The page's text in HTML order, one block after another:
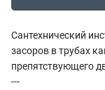
Сантехнический
засоров в трубах
препятствующего
---